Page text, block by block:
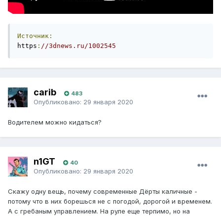
Источник:
https : //3dnews.ru/1002545
carib 483
Опубликовано: 29 января 2020
Водителем можно кидаться?
n1GT 40
Опубликовано: 29 января 2020
Скажу одну вещь, почему современные Дёрты каличные -
потому что в них борешься не с погодой, дорогой и временем.
А с гребаным управлением. На руле еще терпимо, но на